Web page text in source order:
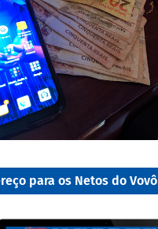
para os Netos do Vovô